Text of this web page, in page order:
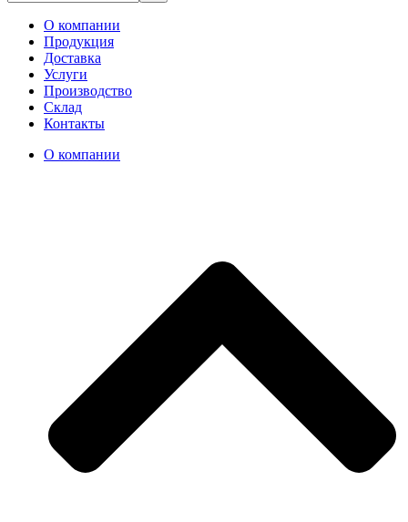
О компании
Продукция
Доставка
Услуги
Производство
Склад
Контакты
О компании